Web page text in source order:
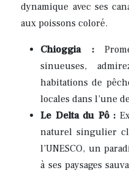
dynamique avec ses
aux poissons coloré.
Chioggia :
sinueuses,
habitations de
locales dans l’une
Le Delta du Pô :
naturel singulier
l’UNESCO, un
à ses paysages